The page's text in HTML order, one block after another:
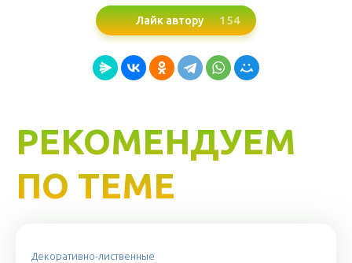
Лайк автору 154
РЕКОМЕНДУЕМ
ПО ТЕМЕ
Декоративно-лиственные